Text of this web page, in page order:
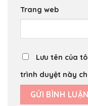
Trang web
Lưu tên của
trình duyệt này